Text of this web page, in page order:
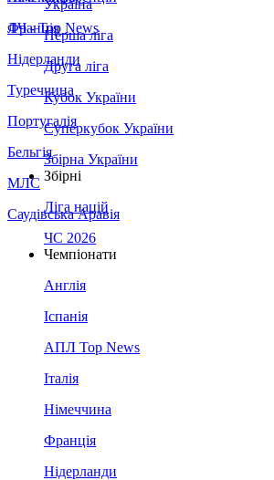
Франція
Нідерланди
Туреччина
Португалія
Бельгія
МЛС
Саудівська Аравія
ЛЧ - Top News
Україна
Перша ліга
Друга ліга
Кубок України
Суперкубок України
Збірна України
Збірні
Ліга націй
ЧС 2026
Чемпіонати
Англія
Іспанія
АПЛ Top News
Італія
Німеччина
Франція
Нідерланди